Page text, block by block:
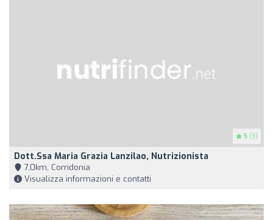
5 (3)
Dott.ssa Maria Grazia Lanzilao, Nutrizionista
7,0km, Corridonia
Visualizza informazioni e contatti